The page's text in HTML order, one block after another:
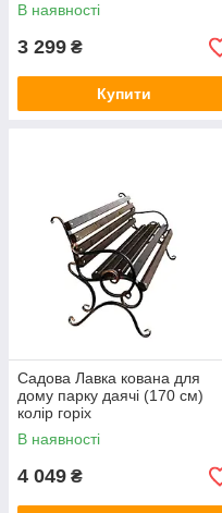
В наявності
3 299 ₴
Купити
Садова Лавка кована для
дому парку даячі (170 см)
колір горіх
В наявності
4 049 ₴